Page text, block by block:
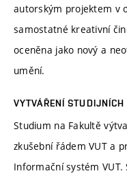
autorským projektem v
samostatné kreativní
oceněna jako nový a
umění.
VYTVÁŘENÍ
Studium na Fakultě
zkušební řádem VUT a
Informační systém